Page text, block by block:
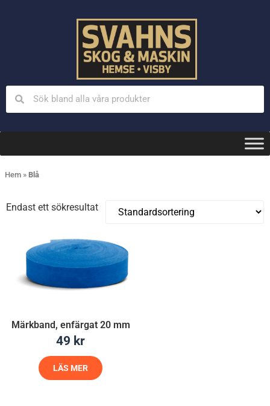
Hem » Blå
Endast ett sökresultat
Märkband, enfärgat 20 mm
49 kr
LÄS MER